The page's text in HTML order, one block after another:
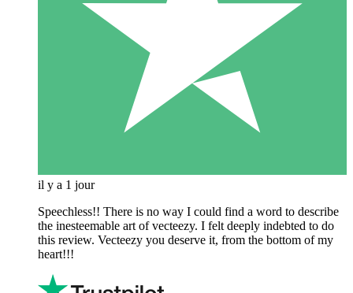
il y a 1 jour
Speechless!! There is no way I could find a word to describe
the inesteemable art of vecteezy. I felt deeply indebted to do
this review. Vecteezy you deserve it, from the bottom of my
heart!!!